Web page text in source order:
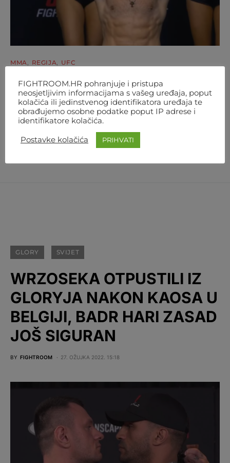
MMA REGIJA UFC
NOKAUT IZ SNOVA! UROŠ MEDIĆ ZA 30
SEKUNDI NOKAUTIRAO RODRIGUEZA
Kakav nokaut! Uroš Medić je nakon 30 sekundi meča
nokautirao Daniela Rodrigueza. Scenarij iz sniva za novu
velterašku…
GLORY SVIJET
WRZOSEKA OTPUSTILI IZ
GLORYJA NAKON KAOSA U
BELGIJI, BADR HARI ZASAD
JOŠ SIGURAN
BY FIGHTROOM 27. OŽUJKA 2022. 15:18
FIGHTROOM.HR pohranjuje i pristupa
neosjetljivim informacijama s vašeg uređaja, poput
kolačića ili jedinstvenog identifikatora uređaja te
obrađujemo osobne podatke poput IP adrese i
identifikatore kolačića.
Postavke kolačića PRIHVATI